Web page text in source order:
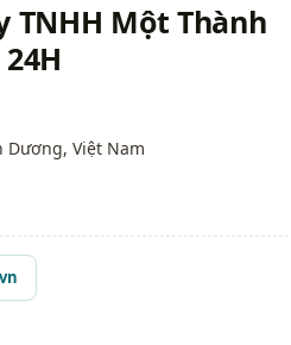
TNHH Một Thành
Dương, Việt Nam